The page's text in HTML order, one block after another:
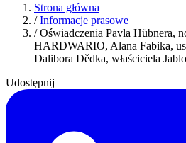
Strona główna
/ Informacje prasowe
/ Oświadczenia Pavla Hübnera,
HARDWARIO, Alana Fabika,
Dalibora Dědka, właściciela
Udostępnij